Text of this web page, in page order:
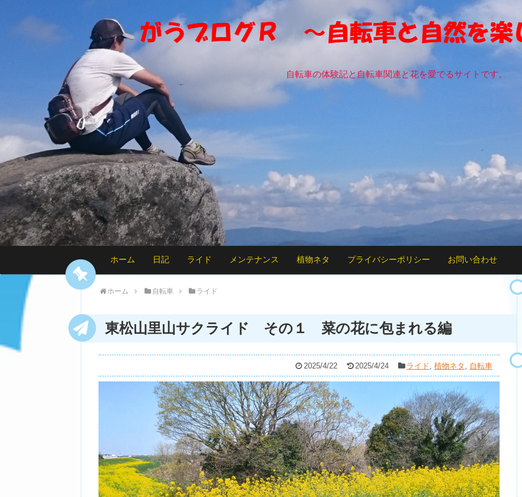
自転車の体験記と自転車関連と花を愛でるサイトです。
ホーム 日記 ライド メンテナンス 植物ネタ プライバシーポリシー お問い合わせ
ホーム 自転車 ライド
東松山里山サクライド その１ 菜の花に包まれる編
2025/4/22 2025/4/24 ライド, 植物ネタ , 自転車